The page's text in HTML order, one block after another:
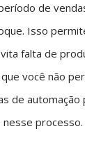
de
Isso
falta de
você não
de automação
processo.